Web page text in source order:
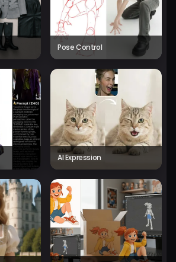
Pose Control
AI Expression